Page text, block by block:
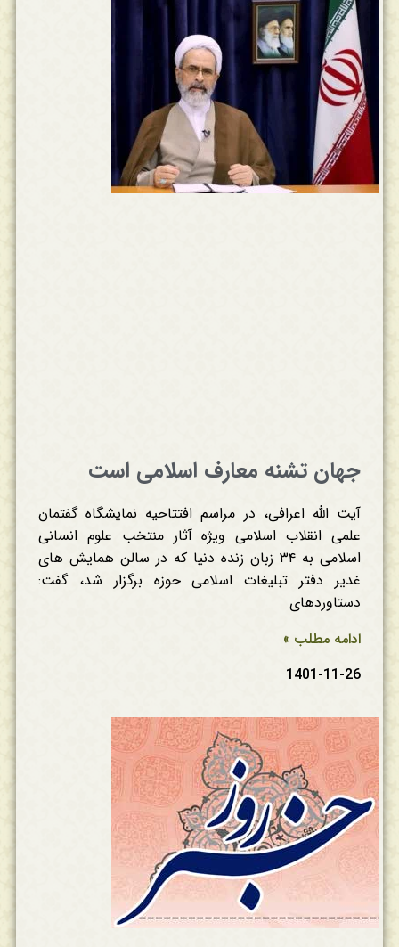
جهان تشنه معارف اسلامی است
آیت‌ الله اعرافی، در مراسم افتتاحیه نمایشگاه گفتمان
علمی انقلاب اسلامی ویژه آثار منتخب علوم انسانی
اسلامی به ۳۴ زبان زنده دنیا که در سالن همایش‌ های
غدیر دفتر تبلیغات اسلامی حوزه برگزار شد، گفت:
دستاوردهای
ادامه مطلب »
1401-11-26